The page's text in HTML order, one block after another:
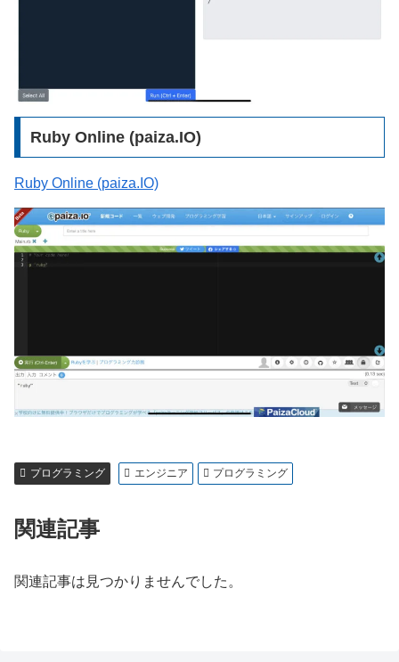
Ruby Online (paiza.IO)
Ruby Online (paiza.IO)
プログラミング エンジニア プログラミング
関連記事
関連記事は見つかりませんでした。